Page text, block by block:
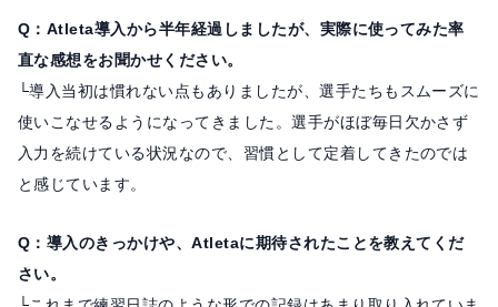
Q：Atleta導入から半年経過しましたが、実際に使ってみた率
直な感想をお聞かせください。
└導入当初は慣れない点もありましたが、選手たちもスムーズに
使いこなせるようになってきました。選手がほぼ毎日欠かさず
入力を続けている状況なので、習慣として定着してきたのでは
と感じています。
Q：導入のきっかけや、Atletaに期待されたことを教えてくだ
さい。